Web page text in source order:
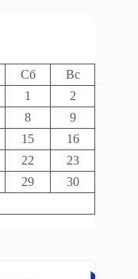
Сб
Вс
1
2
8
9
15
16
22
23
29
30